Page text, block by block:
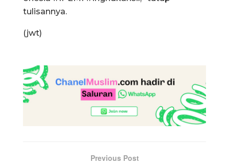
tulisannya.
(jwt)
Previous Post